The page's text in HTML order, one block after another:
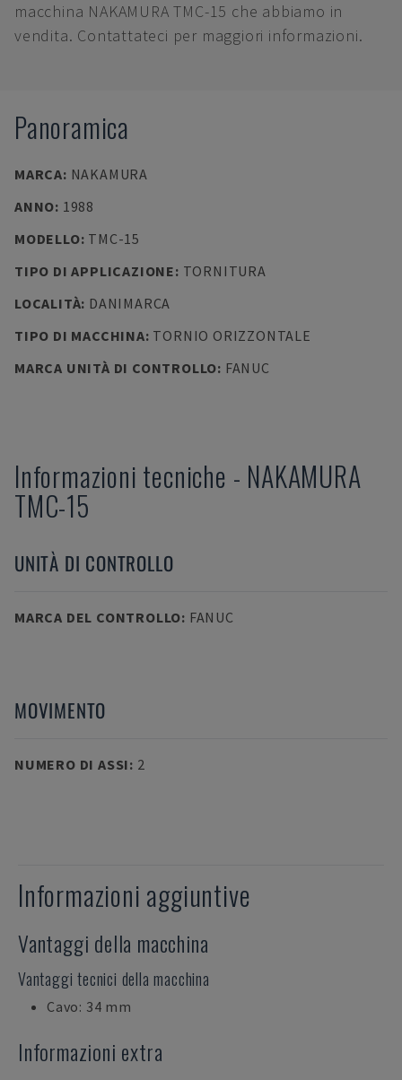
macchina NAKAMURA TMC-15 che abbiamo in
vendita. Contattateci per maggiori informazioni.
Panoramica
MARCA: NAKAMURA
ANNO: 1988
MODELLO: TMC-15
TIPO DI APPLICAZIONE: TORNITURA
LOCALITÀ: DANIMARCA
TIPO DI MACCHINA: TORNIO ORIZZONTALE
MARCA UNITÀ DI CONTROLLO: FANUC
Informazioni tecniche - NAKAMURA
TMC-15
UNITÀ DI CONTROLLO
MARCA DEL CONTROLLO: FANUC
MOVIMENTO
NUMERO DI ASSI: 2
Informazioni aggiuntive
Vantaggi della macchina
Vantaggi tecnici della macchina
Cavo: 34 mm
Informazioni extra